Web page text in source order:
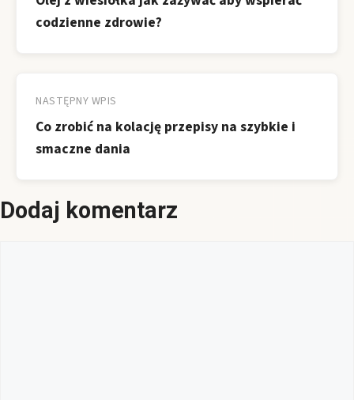
codzienne zdrowie?
NASTĘPNY WPIS
Co zrobić na kolację przepisy na szybkie i
smaczne dania
Dodaj komentarz